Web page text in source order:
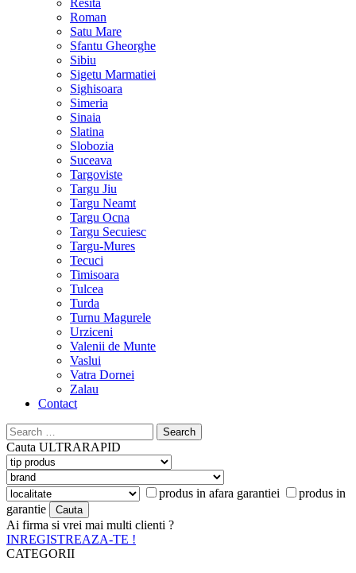
Resita
Roman
Satu Mare
Sfantu Gheorghe
Sibiu
Sigetu Marmatiei
Sighisoara
Simeria
Sinaia
Slatina
Slobozia
Suceava
Targoviste
Targu Jiu
Targu Neamt
Targu Ocna
Targu Secuiesc
Targu-Mures
Tecuci
Timisoara
Tulcea
Turda
Turnu Magurele
Urziceni
Valenii de Munte
Vaslui
Vatra Dornei
Zalau
Contact
Search
for:
Cauta ULTRARAPID
produs in afara garantiei
produs in
garantie
Ai firma si vrei mai multi clienti ?
INREGISTREAZA-TE !
CATEGORII